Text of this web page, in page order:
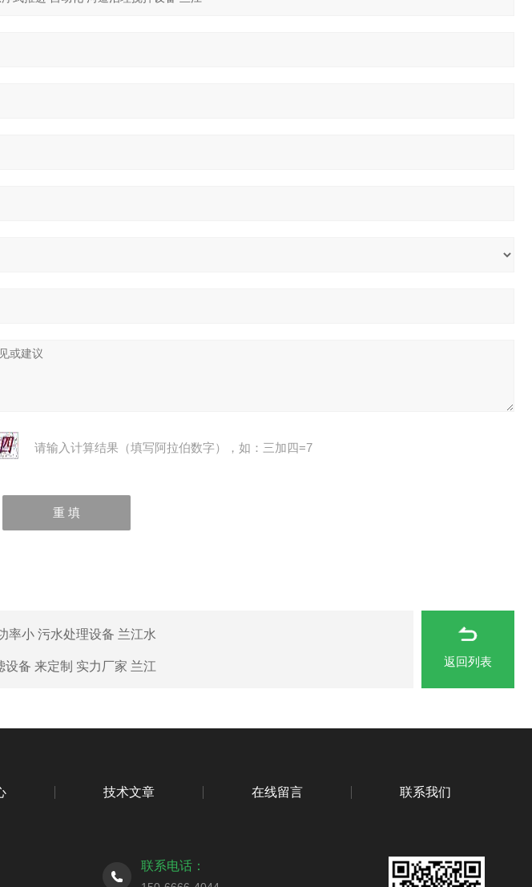
请输入计算结果（填写阿拉伯数字），如：三加四=7
率小 污水处理设备 兰江水
备 来定制 实力厂家 兰江 返回列表
技术文章 在线留言 联系我们
联系电话：